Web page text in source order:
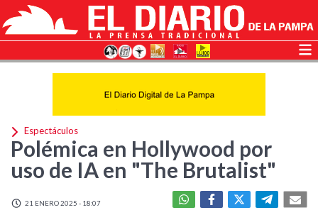
Espectáculos
Polémica en Hollywood por
uso de IA en "The Brutalist"
21 ENERO 2025 - 18:07